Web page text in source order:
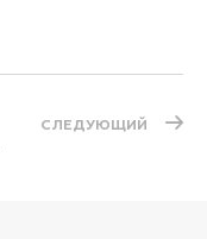
СЛЕДУЮЩИЙ